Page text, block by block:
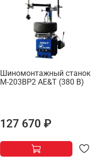
Шиномонтажный станок
M-203ВР2 AE&T (380 В)
127 670 ₽